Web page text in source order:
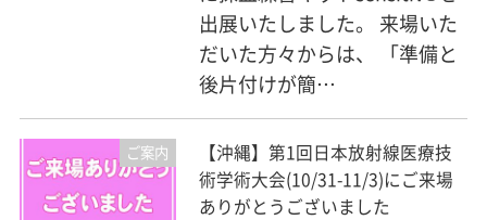
出展いたしました。 来場いた
だいた方々からは、 「準備と
後片付けが簡…
ご案内
【沖縄】第1回日本放射線医療技
術学術大会(10/31-11/3)にご来場
ありがとうございました